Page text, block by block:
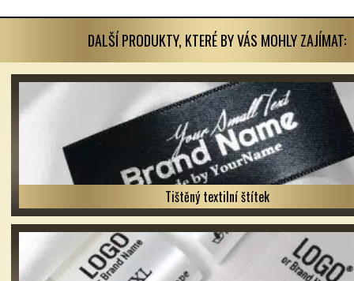
DALŠÍ PRODUKTY, KTERÉ BY VÁS MOHLY ZAJÍMAT:
Tištěný textilní štítek